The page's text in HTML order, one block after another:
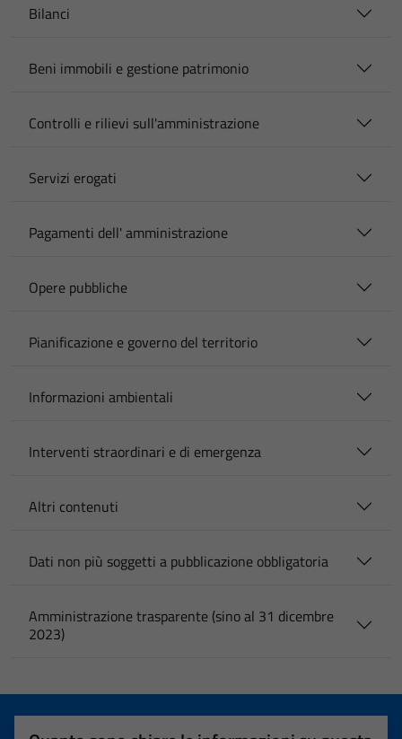
Bilanci
Beni immobili e gestione patrimonio
Controlli e rilievi sull'amministrazione
Servizi erogati
Pagamenti dell' amministrazione
Opere pubbliche
Pianificazione e governo del territorio
Informazioni ambientali
Interventi straordinari e di emergenza
Altri contenuti
Dati non più soggetti a pubblicazione obbligatoria
Amministrazione trasparente (sino al 31 dicembre
2023)